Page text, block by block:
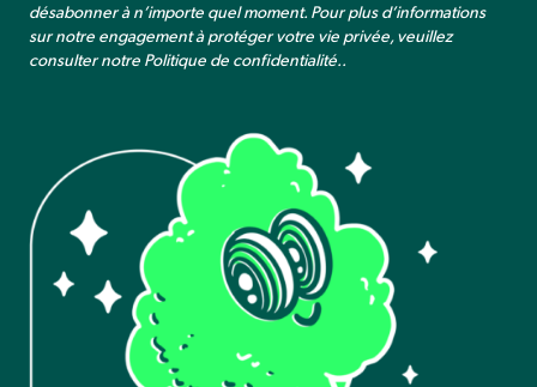
désabonner à n’importe quel moment. Pour plus d’informations
sur notre engagement à protéger votre vie privée, veuillez
consulter notre Politique de confidentialité..